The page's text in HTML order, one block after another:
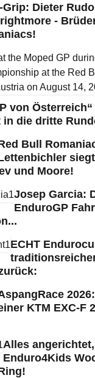
Grip: Dieter
-
von
in die dritte
Bull
und Moore!
Josep Garcia:
EnduroGP
ECHT
KTM EXC-F
Alles
Enduro4Kids